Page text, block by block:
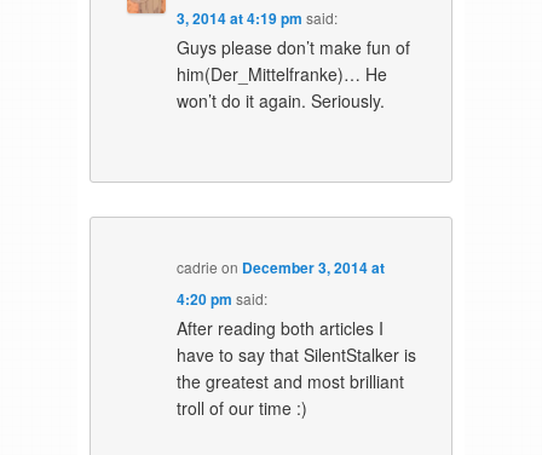
3, 2014 at 4:19 pm said:
Guys please don’t make fun of
him(Der_Mittelfranke)… He
won’t do it again. Seriously.
cadrie on December 3, 2014 at
4:20 pm said:
After reading both articles I
have to say that SilentStalker is
the greatest and most brilliant
troll of our time :)